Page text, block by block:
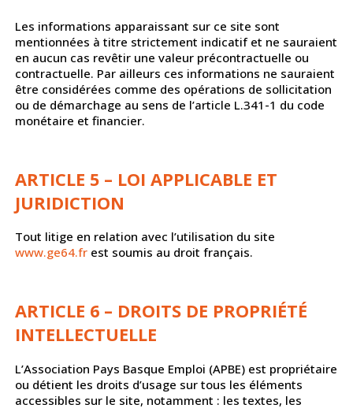
Les informations apparaissant sur ce site sont
mentionnées à titre strictement indicatif et ne sauraient
en aucun cas revêtir une valeur précontractuelle ou
contractuelle. Par ailleurs ces informations ne sauraient
être considérées comme des opérations de sollicitation
ou de démarchage au sens de l’article L.341-1 du code
monétaire et financier.
ARTICLE 5 – LOI APPLICABLE ET
JURIDICTION
Tout litige en relation avec l’utilisation du site
www.ge64.frest soumis au droit français.
ARTICLE 6 – DROITS DE PROPRIÉTÉ
INTELLECTUELLE
L’Association Pays Basque Emploi (APBE) est propriétaire
ou détient les droits d’usage sur tous les éléments
accessibles sur le site, notamment : les textes, les